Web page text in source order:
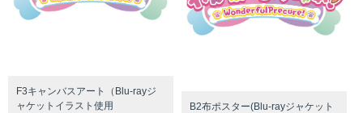
F3キャンバスアート（Blu-rayジ
ャケットイラスト使⽤
B2布ポスター(Blu-rayジャケット